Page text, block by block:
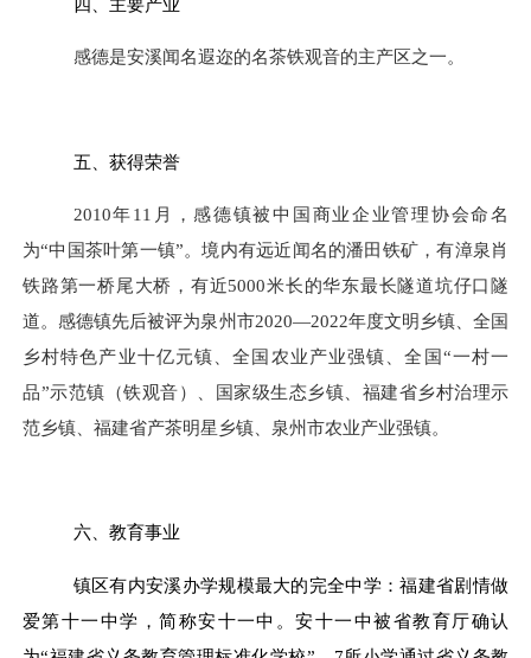
感德是安溪闻名遐迩的名茶铁观音的主产区之一。
五、获得荣誉
2010年11月，感德镇被中国商业企业管理协会命名
为“中国茶叶第一镇”。境内有远近闻名的潘田铁矿，有漳泉肖
铁路第一桥尾大桥，有近5000米长的华东最长隧道坑仔口隧
道。感德镇先后被评为泉州市2020—2022年度文明乡镇、 全国
乡村特色产业十亿元镇、全国农业产业强镇、全国“一村一
品”示范镇（铁观音）、国家级生态乡镇、福建省乡村治理示
范乡镇、 福建省产茶明星乡镇 、泉州市农业产业强镇。
六、教育事业
镇区有内安溪办学规模最大的完全中学：福建省剧情做
爱第十一中学，简称安十一中。安十一中被省教育厅确认